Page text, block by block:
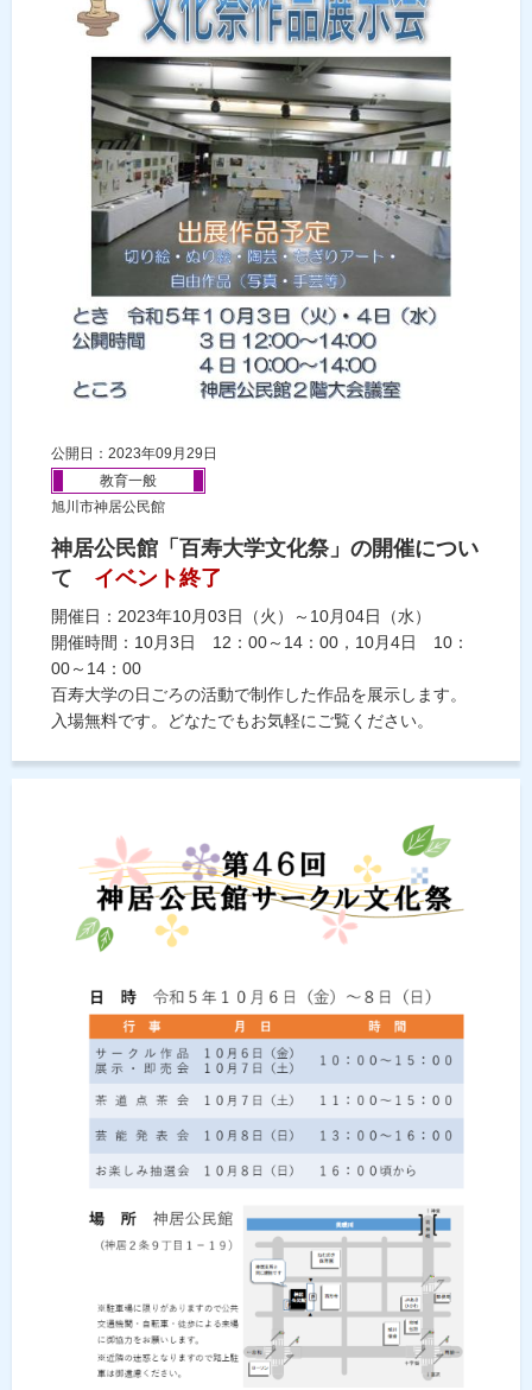
公開日：2023年09月29日
教育一般
旭川市神居公民館
神居公民館「百寿大学文化祭」の開催につい
て
イベント終了
開催日：2023年10月03日（火）～10月04日（水）
開催時間：10月3日 12：00～14：00，10月4日 10：
00～14：00
百寿大学の日ごろの活動で制作した作品を展示します。
入場無料です。どなたでもお気軽にご覧ください。